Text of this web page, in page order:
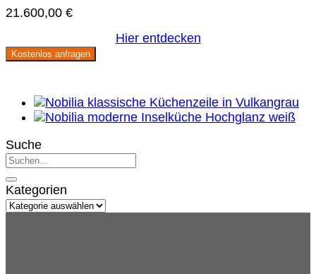
21.600,00 €
Hier entdecken
Kostenlos anfragen
Suche
Kategorien
Kategorien